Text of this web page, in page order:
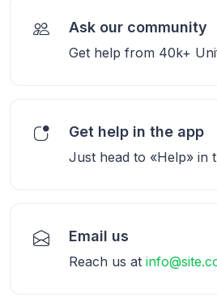
Ask our community
Get help from 40k+
Get help in the app
Just head to «Help» in
Email us
Reach us at